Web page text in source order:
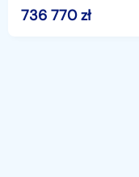
Tylna oś wyposażona
736 770zł